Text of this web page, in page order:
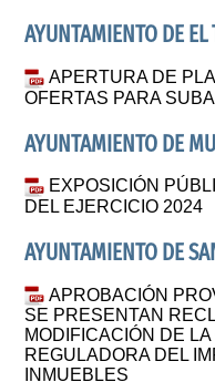
AYUNTAMIENTO DE EL
APERTURA DE
OFERTAS PARA
AYUNTAMIENTO DE
EXPOSICIÓN
DEL EJERCICIO 2024
AYUNTAMIENTO DE
APROBACIÓN
SE PRESENTAN
MODIFICACIÓN DE
REGULADORA DEL
INMUEBLES